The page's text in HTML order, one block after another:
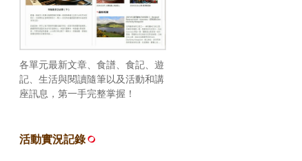
各單元最新文章、食譜、食記、遊
記、生活與閱讀隨筆以及活動和講
座訊息，第一手完整掌握！
活動實況記錄